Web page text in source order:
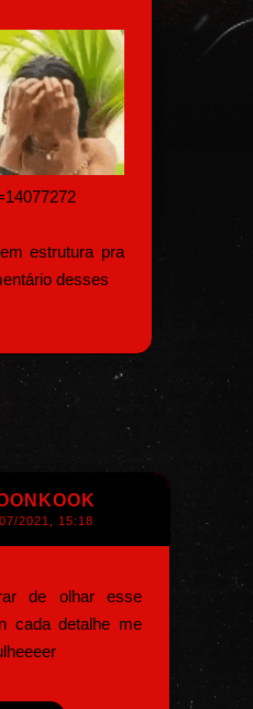
estrutura pra
desses
2021, 15:18
de olhar esse
cada detalhe me